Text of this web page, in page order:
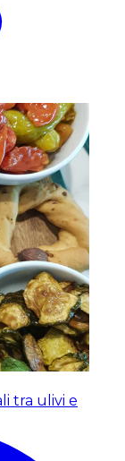
tra ulivi e